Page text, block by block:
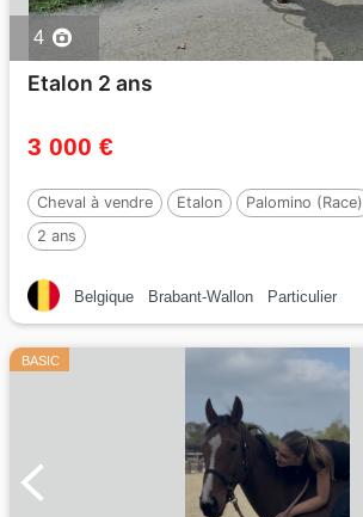
4
Etalon 2 ans
3 000 €
Cheval à vendre Etalon Palomino (Race)
2 ans
Belgique Brabant-Wallon Particulier
BASIC